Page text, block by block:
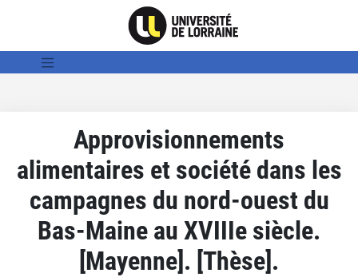
Approvisionnements
alimentaires et société dans les
campagnes du nord-ouest du
Bas-Maine au XVIIIe siècle.
[Mayenne]. [Thèse].